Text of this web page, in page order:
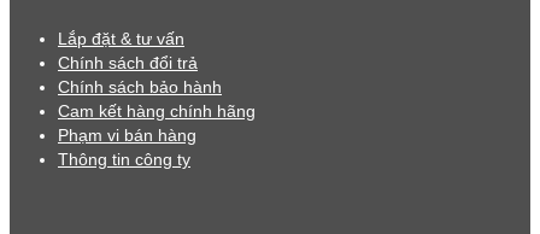
Lắp đặt & tư vấn
Chính sách đổi trả
Chính sách bảo hành
Cam kết hàng chính hãng
Phạm vi bán hàng
Thông tin công ty